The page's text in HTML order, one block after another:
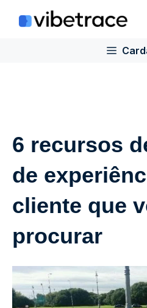
para
6 recursos
de
cliente que
procurar